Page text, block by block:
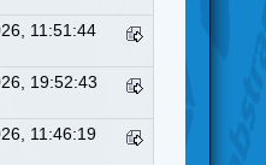
11:51:44
19:52:43
11:46:19